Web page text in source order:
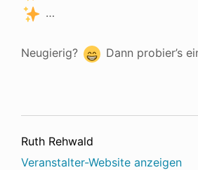
…
Neugierig? Dann probier’s
Ruth Rehwald
Veranstalter-Website anzeigen